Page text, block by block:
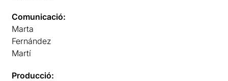
Comunicació:
Marta
Fernández
Martí
Producció: